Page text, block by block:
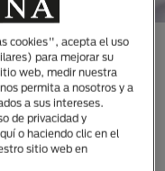
LAS
TUS
cookies", acepta el uso
para mejorar su
web, medir nuestra
permita a nosotros y a
a sus intereses.
de privacidad y
o haciendo clic en el
sitio web en